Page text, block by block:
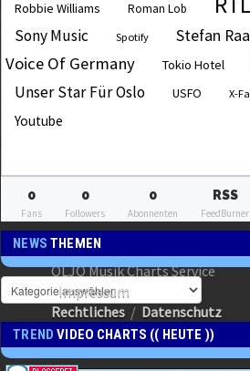
Robbie Williams Roman Lob
Sony Music Spotify Stefan
Voice Of Germany
Tokio Hotel
Unser Star Für Oslo USFO X-
Youtube
0
Fans
0
Followers
0
Abonnenten
RSS
FeedBurner
NEWSTHEMEN
TRENDVIDEO CHARTS (( HEUTE ))
OLJO Musik Charts Service
Impressum
Rechtliches / Datenschutz